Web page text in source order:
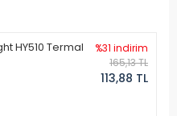
HY510 Termal
%31 indirim
165,13 TL
113,88 TL